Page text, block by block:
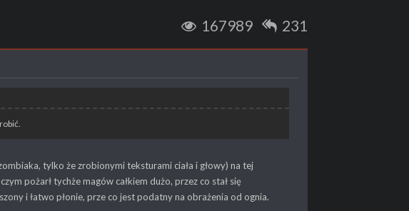
167989 231
tylko że zrobionymi teksturami ciała i głowy) na tej
pożarł tychże magów całkiem dużo, przez co stał się
i łatwo płonie, prze co jest podatny na obrażenia od ognia.